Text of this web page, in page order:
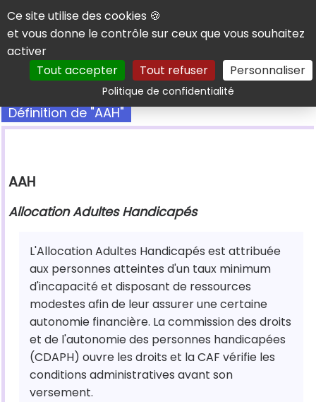
Panneau de gestion des cookies
Ce site utilise des cookies 🍪
et vous donne le contrôle sur ceux que vous souhaitez
activer
Tout accepter
Tout refuser Personnaliser
Politique de confidentialitéRechercher
Définition de "AAH"
AAH
Allocation Adultes Handicapés
L'Allocation Adultes Handicapés est attribuée
aux personnes atteintes d'un taux minimum
d'incapacité et disposant de ressources
modestes afin de leur assurer une certaine
autonomie financière. La commission des droits
et de l'autonomie des personnes handicapées
(CDAPH) ouvre les droits et la CAF vérifie les
conditions administratives avant son
versement.